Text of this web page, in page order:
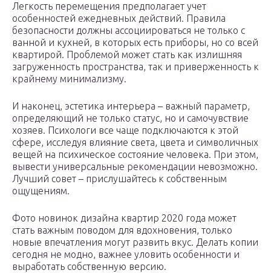
Легкость перемещения предполагает учет
особенностей ежедневных действий. Правила
безопасности должны ассоциироваться не только с
ванной и кухней, в которых есть приборы, но со всей
квартирой. Проблемой может стать как излишняя
загруженность пространства, так и приверженность к
крайнему минимализму.
И наконец, эстетика интерьера – важный параметр,
определяющий не только статус, но и самочувствие
хозяев. Психологи все чаще подключаются к этой
сфере, исследуя влияние света, цвета и символичных
вещей на психическое состояние человека. При этом,
вывести универсальные рекомендации невозможно.
Лучший совет – прислушайтесь к собственным
ощущениям.
Фото новинок дизайна квартир 2020 года может
стать важным поводом для вдохновения, только
новые впечатления могут развить вкус. Делать копии
сегодня не модно, важнее уловить особенности и
выработать собственную версию.